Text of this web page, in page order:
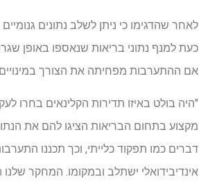
לאחר שהדגימו כי ניתן לשלב נתונים
כעת למנף נתוני בריאות שנאספו באופן
אם ההתערבות מפחיתה את הצורך במינויים
"היה בולט באיזו תדירות הקלינאים בחרו
מקצוע בתחום הבריאות הציגו להם את
דברים כמו תפקוד כלייתי, וכך תכננו
אינדיבידואלי ישתלב ובמקומו. המחקר